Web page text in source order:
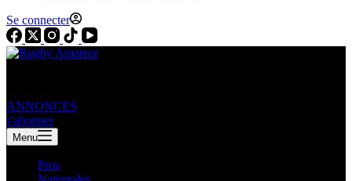
Se connecter
ANNONCES
s'abonner
Menu
Pros